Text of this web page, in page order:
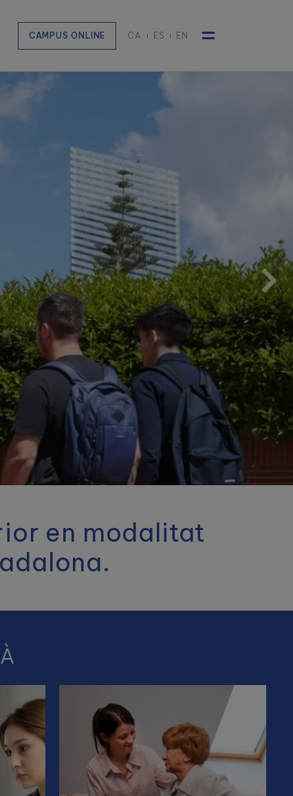
CAMPUS ONLINE CA ES EN
Experts en Formació Professional Presencial &
Ens avalen més de 60
anys d'experiència, més
de 4.000 alumnes i un
99% d'inserció laboral.
en modalitat